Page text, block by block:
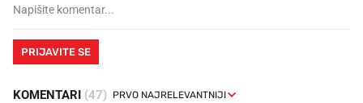
PRIJAVITE SE
KOMENTARI (47)